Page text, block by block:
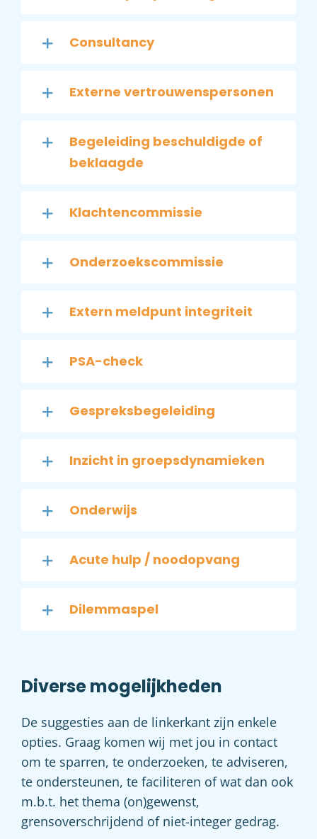
Consultancy
Externe vertrouwenspersonen
Begeleiding beschuldigde of
beklaagde
Klachtencommissie
Onderzoekscommissie
Extern meldpunt integriteit
PSA-check
Gespreksbegeleiding
Inzicht in groepsdynamieken
Onderwijs
Acute hulp / noodopvang
Dilemmaspel
Diverse mogelijkheden
De suggesties aan de linkerkant zijn enkele
opties. Graag komen wij met jou in contact
om te sparren, te onderzoeken, te adviseren,
te ondersteunen, te faciliteren of wat dan ook
m.b.t. het thema (on)gewenst,
grensoverschrijdend of niet-integer gedrag.